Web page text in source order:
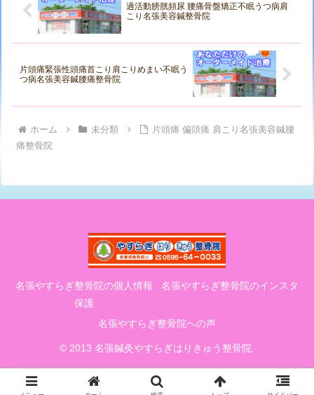
過活動膀胱頻尿 腰痛骨盤矯正不眠うつ病肩
こり名張美容鍼整骨院
片頭痛緊張性頭痛首こり肩こりめまい不眠う
つ病名張美容鍼腰痛整骨院
ホーム 未分類
片頭痛 偏頭痛 肩こり名張美容鍼腰
痛整骨院
名張やすらぎ整骨院の個人情報
保護
名張やすらぎ整骨院のインスタ
名張やすらぎ整骨院への声
© 2013 名張鍼灸やすらぎはりきゅう整骨院.